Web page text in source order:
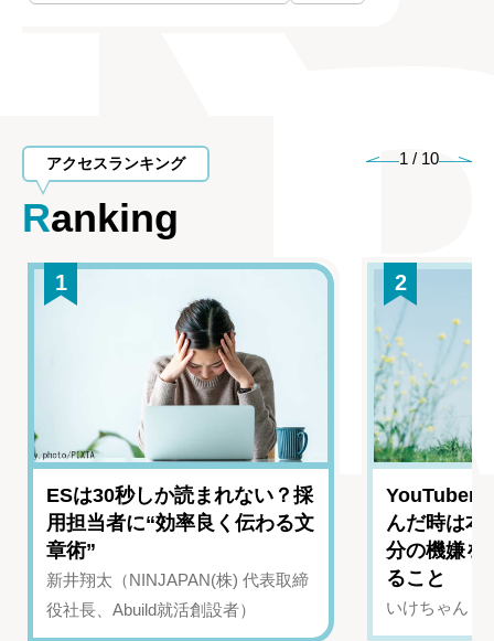
アクセスランキング
Ranking
1 / 10
1
ESは30秒しか読まれない？採
用担当者に“効率良く伝わる文
章術”
新井翔太（NINJAPAN(株) 代表取締
役社長、Abuild就活創設者）
2
YouTuber
んだ時は
分の機嫌を
ること
いけちゃん（